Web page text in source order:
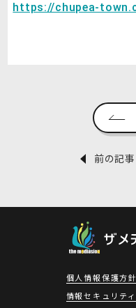
https://chupea-
前の記事
個人情報保護方
情報セキュリテ